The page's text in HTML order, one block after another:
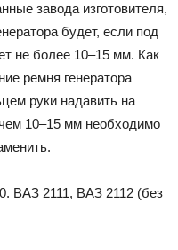
завода изготовителя,
будет, если под
не более 10–15 мм. Как
ремня генератора
руки надавить на
10–15 мм необходимо
ВАЗ 2111, ВАЗ 2112 (без